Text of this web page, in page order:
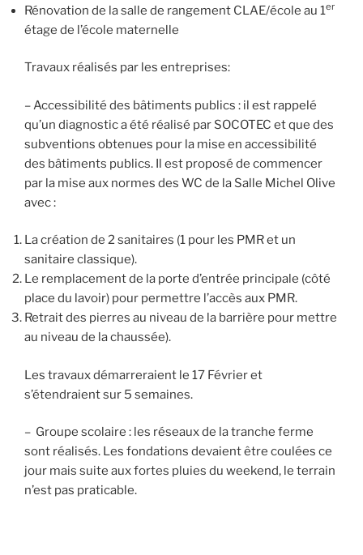
Rénovation de la salle de rangement CLAE/école au 1er
étage de l’école maternelle
Travaux réalisés par les entreprises:
– Accessibilité des bâtiments publics : il est rappelé
qu’un diagnostic a été réalisé par SOCOTEC et que des
subventions obtenues pour la mise en accessibilité
des bâtiments publics. Il est proposé de commencer
par la mise aux normes des WC de la Salle Michel Olive
avec :
La création de 2 sanitaires (1 pour les PMR et un
sanitaire classique).
Le remplacement de la porte d’entrée principale (côté
place du lavoir) pour permettre l’accès aux PMR.
Retrait des pierres au niveau de la barrière pour mettre
au niveau de la chaussée).
Les travaux démarreraient le 17 Février et
s’étendraient sur 5 semaines.
– Groupe scolaire : les réseaux de la tranche ferme
sont réalisés. Les fondations devaient être coulées ce
jour mais suite aux fortes pluies du weekend, le terrain
n’est pas praticable.